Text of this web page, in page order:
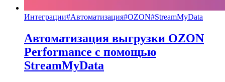
Интеграции#Автоматизация#OZON#StreamMyData
Автоматизация выгрузки OZON
Performance с помощью
StreamMyData